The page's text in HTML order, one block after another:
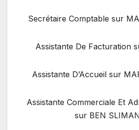
(1) Assistante Commerciale Et
sur BEN